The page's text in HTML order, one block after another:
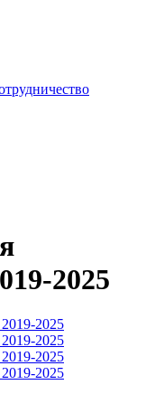
2025